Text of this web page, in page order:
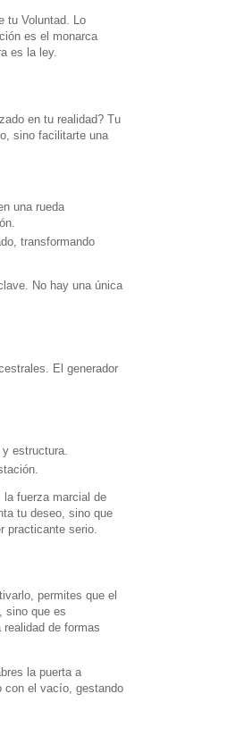
tu Voluntad. Lo
es el monarca
es la ley.
en tu realidad? Tu
sino facilitarte una
una rueda
transformando
No hay una única
El generador
estructura.
la fuerza marcial de
tu deseo, sino que
practicante serio.
permites que el
sino que es
de formas
la puerta a
con el vacío, gestando